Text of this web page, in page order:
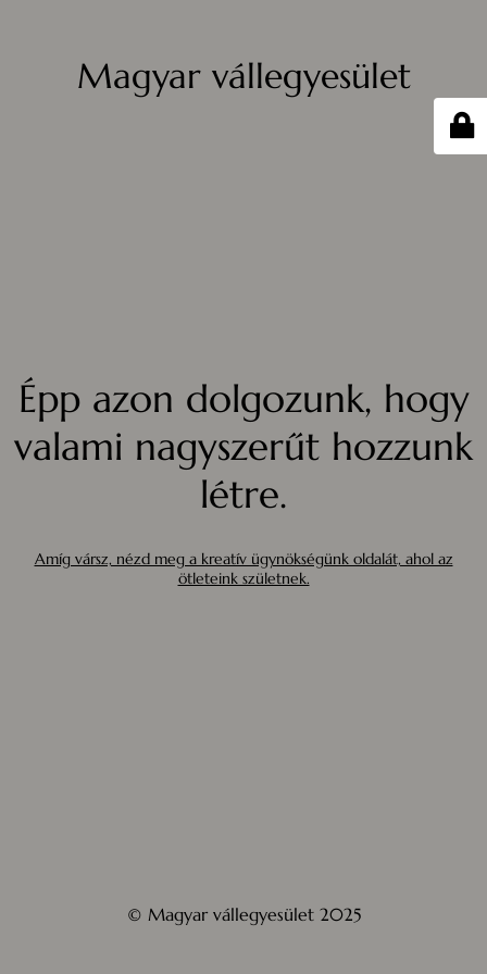
Magyar vállegyesület
Épp azon dolgozunk, hogy
valami nagyszerűt hozzunk
létre.
Amíg vársz, nézd meg a kreatív ügynökségünk oldalát, ahol az
ötleteink születnek.
© Magyar vállegyesület 2025